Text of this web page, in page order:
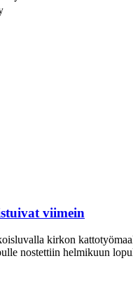
viimein
kirkon
nostettiin helmikuun